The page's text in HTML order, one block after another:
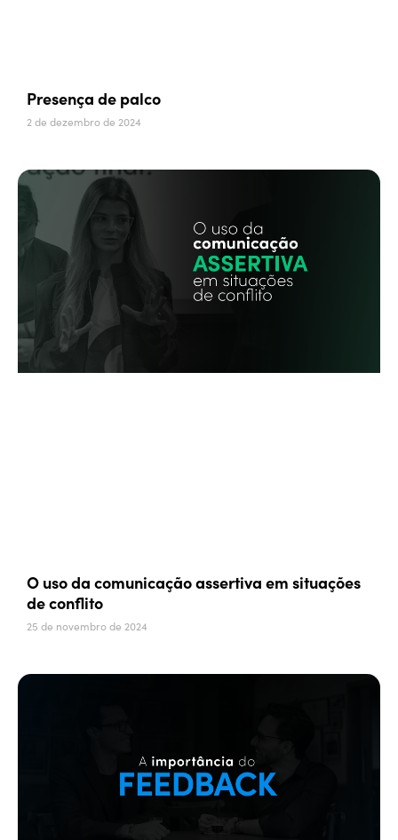
Presença de palco
2 de dezembro de 2024
O uso da comunicação assertiva em situações
de conflito
25 de novembro de 2024